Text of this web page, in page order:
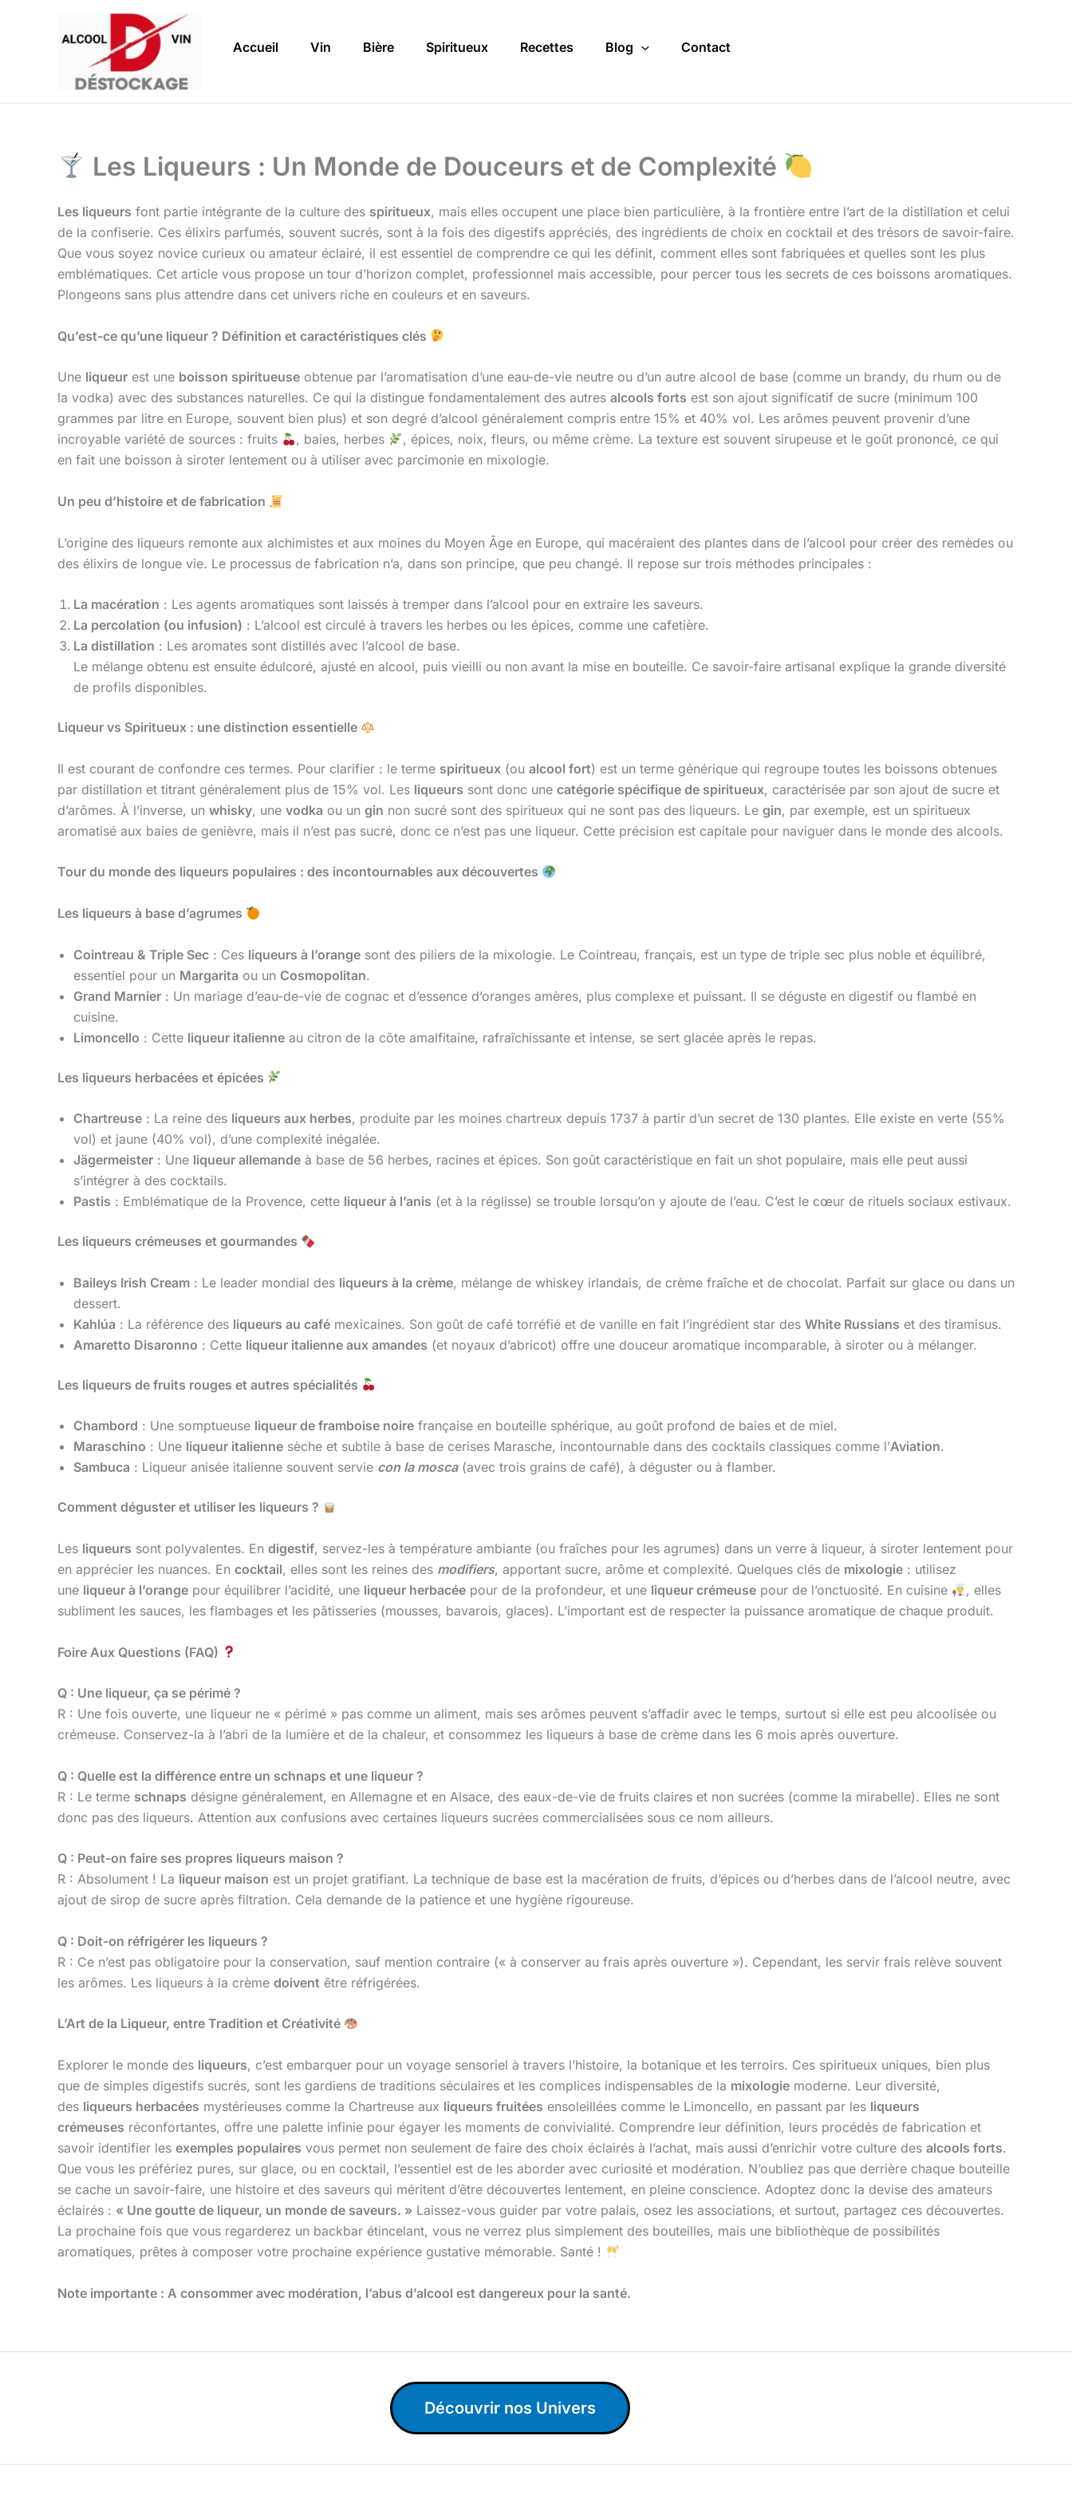
Accueil Vin Bière Spiritueux Recettes Blog Contact
Les Liqueurs : Un Monde de Douceurs et de Complexité
Les liqueurs font partie intégrante de la culture des spiritueux, mais elles occupent une place bien particulière, à la frontière entre l’art de la distillation et celui
de la confiserie. Ces élixirs parfumés, souvent sucrés, sont à la fois des digestifs appréciés, des ingrédients de choix en cocktail et des trésors de savoir-faire.
Que vous soyez novice curieux ou amateur éclairé, il est essentiel de comprendre ce qui les définit, comment elles sont fabriquées et quelles sont les plus
emblématiques. Cet article vous propose un tour d’horizon complet, professionnel mais accessible, pour percer tous les secrets de ces boissons aromatiques.
Plongeons sans plus attendre dans cet univers riche en couleurs et en saveurs.
Qu’est-ce qu’une liqueur ? Définition et caractéristiques clés
Une liqueur est une boisson spiritueuse obtenue par l’aromatisation d’une eau-de-vie neutre ou d’un autre alcool de base (comme un brandy, du rhum ou de
la vodka) avec des substances naturelles. Ce qui la distingue fondamentalement des autres alcools forts est son ajout significatif de sucre (minimum 100
grammes par litre en Europe, souvent bien plus) et son degré d’alcool généralement compris entre 15% et 40% vol. Les arômes peuvent provenir d’une
incroyable variété de sources : fruits
, baies, herbes
, épices, noix, fleurs, ou même crème. La texture est souvent sirupeuse et le goût prononcé, ce qui
en fait une boisson à siroter lentement ou à utiliser avec parcimonie en mixologie.
Un peu d’histoire et de fabrication
L’origine des liqueurs remonte aux alchimistes et aux moines du Moyen Âge en Europe, qui macéraient des plantes dans de l’alcool pour créer des remèdes ou
des élixirs de longue vie. Le processus de fabrication n’a, dans son principe, que peu changé. Il repose sur trois méthodes principales :
La macération : Les agents aromatiques sont laissés à tremper dans l’alcool pour en extraire les saveurs.
La percolation (ou infusion) : L’alcool est circulé à travers les herbes ou les épices, comme une cafetière.
La distillation : Les aromates sont distillés avec l’alcool de base.
Le mélange obtenu est ensuite édulcoré, ajusté en alcool, puis vieilli ou non avant la mise en bouteille. Ce savoir-faire artisanal explique la grande diversité
de profils disponibles.
Liqueur vs Spiritueux : une distinction essentielle
Il est courant de confondre ces termes. Pour clarifier : le terme spiritueux (ou alcool fort) est un terme générique qui regroupe toutes les boissons obtenues
par distillation et titrant généralement plus de 15% vol. Les liqueurs sont donc une catégorie spécifique de spiritueux, caractérisée par son ajout de sucre et
d’arômes. À l’inverse, un whisky, une vodka ou un gin non sucré sont des spiritueux qui ne sont pas des liqueurs. Le gin, par exemple, est un spiritueux
aromatisé aux baies de genièvre, mais il n’est pas sucré, donc ce n’est pas une liqueur. Cette précision est capitale pour naviguer dans le monde des alcools.
Tour du monde des liqueurs populaires : des incontournables aux découvertes
Les liqueurs à base d’agrumes
Cointreau & Triple Sec : Ces liqueurs à l’orange sont des piliers de la mixologie. Le Cointreau, français, est un type de triple sec plus noble et équilibré,
essentiel pour un Margarita ou un Cosmopolitan.
Grand Marnier : Un mariage d’eau-de-vie de cognac et d’essence d’oranges amères, plus complexe et puissant. Il se déguste en digestif ou flambé en
cuisine.
Limoncello : Cette liqueur italienne au citron de la côte amalfitaine, rafraîchissante et intense, se sert glacée après le repas.
Les liqueurs herbacées et épicées
Chartreuse : La reine des liqueurs aux herbes, produite par les moines chartreux depuis 1737 à partir d’un secret de 130 plantes. Elle existe en verte (55%
vol) et jaune (40% vol), d’une complexité inégalée.
Jägermeister : Une liqueur allemande à base de 56 herbes, racines et épices. Son goût caractéristique en fait un shot populaire, mais elle peut aussi
s’intégrer à des cocktails.
Pastis : Emblématique de la Provence, cette liqueur à l’anis (et à la réglisse) se trouble lorsqu’on y ajoute de l’eau. C’est le cœur de rituels sociaux estivaux.
Les liqueurs crémeuses et gourmandes
Baileys Irish Cream : Le leader mondial des liqueurs à la crème, mélange de whiskey irlandais, de crème fraîche et de chocolat. Parfait sur glace ou dans un
dessert.
Kahlúa : La référence des liqueurs au café mexicaines. Son goût de café torréfié et de vanille en fait l’ingrédient star des White Russians et des tiramisus.
Amaretto Disaronno : Cette liqueur italienne aux amandes (et noyaux d’abricot) offre une douceur aromatique incomparable, à siroter ou à mélanger.
Les liqueurs de fruits rouges et autres spécialités
Chambord : Une somptueuse liqueur de framboise noire française en bouteille sphérique, au goût profond de baies et de miel.
Maraschino : Une liqueur italienne sèche et subtile à base de cerises Marasche, incontournable dans des cocktails classiques comme l’Aviation.
Sambuca : Liqueur anisée italienne souvent servie con la mosca(avec trois grains de café), à déguster ou à flamber.
Comment déguster et utiliser les liqueurs ?
Les liqueurs sont polyvalentes. En digestif, servez-les à température ambiante (ou fraîches pour les agrumes) dans un verre à liqueur, à siroter lentement pour
en apprécier les nuances. En cocktail, elles sont les reines des modifiers, apportant sucre, arôme et complexité. Quelques clés de mixologie : utilisez
une liqueur à l’orange pour équilibrer l’acidité, une liqueur herbacée pour de la profondeur, et une liqueur crémeuse pour de l’onctuosité. En cuisine
, elles
subliment les sauces, les flambages et les pâtisseries (mousses, bavarois, glaces). L’important est de respecter la puissance aromatique de chaque produit.
Foire Aux Questions (FAQ)
Q : Une liqueur, ça se périmé ?
R : Une fois ouverte, une liqueur ne « périmé » pas comme un aliment, mais ses arômes peuvent s’affadir avec le temps, surtout si elle est peu alcoolisée ou
crémeuse. Conservez-la à l’abri de la lumière et de la chaleur, et consommez les liqueurs à base de crème dans les 6 mois après ouverture.
Q : Quelle est la différence entre un schnaps et une liqueur ?
R : Le terme schnaps désigne généralement, en Allemagne et en Alsace, des eaux-de-vie de fruits claires et non sucrées (comme la mirabelle). Elles ne sont
donc pas des liqueurs. Attention aux confusions avec certaines liqueurs sucrées commercialisées sous ce nom ailleurs.
Q : Peut-on faire ses propres liqueurs maison ?
R : Absolument ! La liqueur maison est un projet gratifiant. La technique de base est la macération de fruits, d’épices ou d’herbes dans de l’alcool neutre, avec
ajout de sirop de sucre après filtration. Cela demande de la patience et une hygiène rigoureuse.
Q : Doit-on réfrigérer les liqueurs ?
R : Ce n’est pas obligatoire pour la conservation, sauf mention contraire (« à conserver au frais après ouverture »). Cependant, les servir frais relève souvent
les arômes. Les liqueurs à la crème doivent être réfrigérées.
L’Art de la Liqueur, entre Tradition et Créativité
Explorer le monde des liqueurs, c’est embarquer pour un voyage sensoriel à travers l’histoire, la botanique et les terroirs. Ces spiritueux uniques, bien plus
que de simples digestifs sucrés, sont les gardiens de traditions séculaires et les complices indispensables de la mixologie moderne. Leur diversité,
des liqueurs herbacées mystérieuses comme la Chartreuse aux liqueurs fruitées ensoleillées comme le Limoncello, en passant par les liqueurs
crémeuses réconfortantes, offre une palette infinie pour égayer les moments de convivialité. Comprendre leur définition, leurs procédés de fabrication et
savoir identifier les exemples populaires vous permet non seulement de faire des choix éclairés à l’achat, mais aussi d’enrichir votre culture des alcools forts.
Que vous les préfériez pures, sur glace, ou en cocktail, l’essentiel est de les aborder avec curiosité et modération. N’oubliez pas que derrière chaque bouteille
se cache un savoir-faire, une histoire et des saveurs qui méritent d’être découvertes lentement, en pleine conscience. Adoptez donc la devise des amateurs
éclairés : « Une goutte de liqueur, un monde de saveurs. » Laissez-vous guider par votre palais, osez les associations, et surtout, partagez ces découvertes.
La prochaine fois que vous regarderez un backbar étincelant, vous ne verrez plus simplement des bouteilles, mais une bibliothèque de possibilités
aromatiques, prêtes à composer votre prochaine expérience gustative mémorable. Santé !
Note importante : A consommer avec modération, l’abus d’alcool est dangereux pour la santé.
Découvrir nos Univers